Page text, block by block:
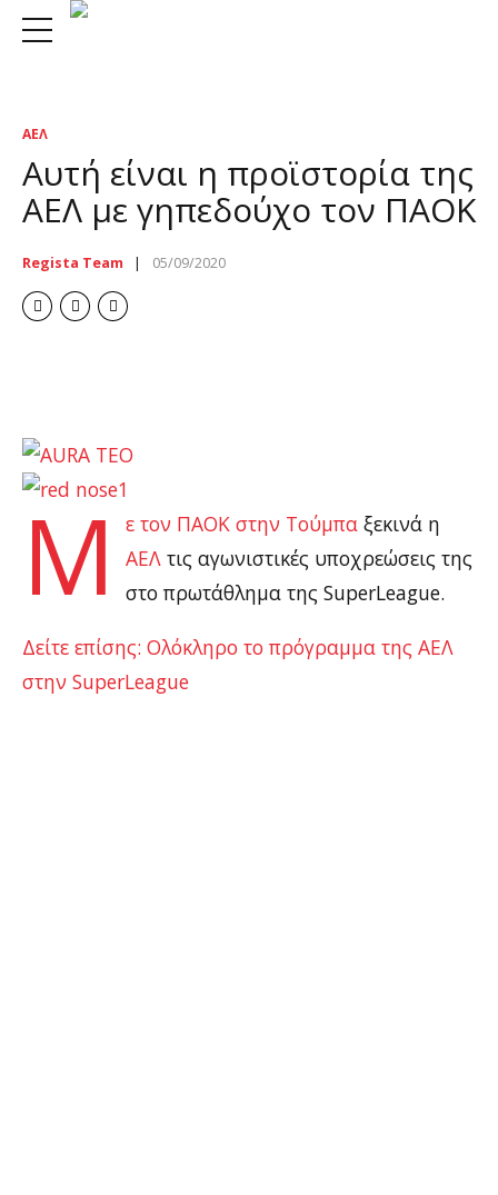
ΑΕΛ
Αυτή είναι η προϊστορία της
ΑΕΛ με γηπεδούχο τον ΠΑΟΚ
Regista Team 05/09/2020
Μ ε τον ΠΑΟΚ στην Τούμπα ξεκινά η
ΑΕΛ τις αγωνιστικές υποχρεώσεις της
στο πρωτάθλημα της SuperLeague.
Δείτε επίσης: Ολόκληρο το πρόγραμμα της AEΛ
στην SuperLeague